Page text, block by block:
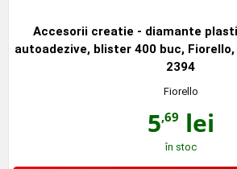
Accesorii creatie - diamante
autoadezive, blister 400 buc, Fiorello,
2394
Fiorello
5,69 lei
în stoc